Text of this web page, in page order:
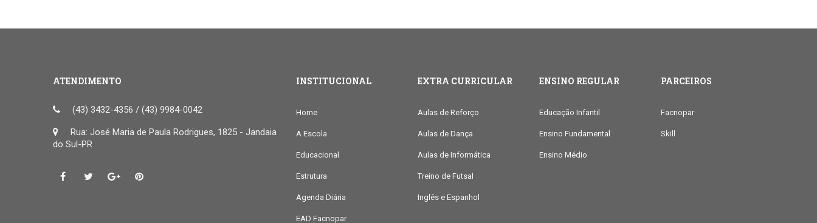
ATENDIMENTO
(43) 3432-4356 / (43) 9984-0042
Rua: José Maria de Paula Rodrigues, 1825 - Jandaia
do Sul-PR
INSTITUCIONAL
Home
A Escola
Educacional
Estrutura
Agenda Diária
EAD Facnopar
EXTRA CURRICULAR
Aulas de Reforço
Aulas de Dança
Aulas de Informática
Treino de Futsal
Inglês e Espanhol
ENSINO REGULAR
Educação Infantil
Ensino Fundamental
Ensino Médio
PARCEIROS
Facnopar
Skill